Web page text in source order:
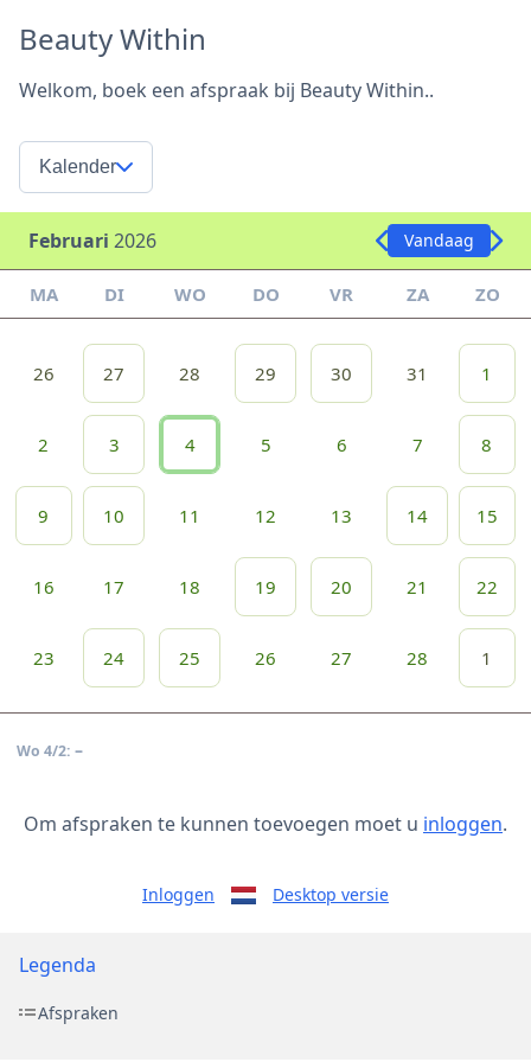
Beauty Within
Welkom, boek een afspraak bij Beauty Within..
Kalender
Februari 2026 Vandaag
MA DI WO DO VR ZA ZO
26 27 28 29 30 31 1
2 3 4 5 6 7 8
9 10 11 12 13 14 15
16 17 18 19 20 21 22
23 24 25 26 27 28 1
Wo 4/2: –
Om afspraken te kunnen toevoegen moet u inloggen.
Inloggen Desktop versie
Legenda
Afspraken